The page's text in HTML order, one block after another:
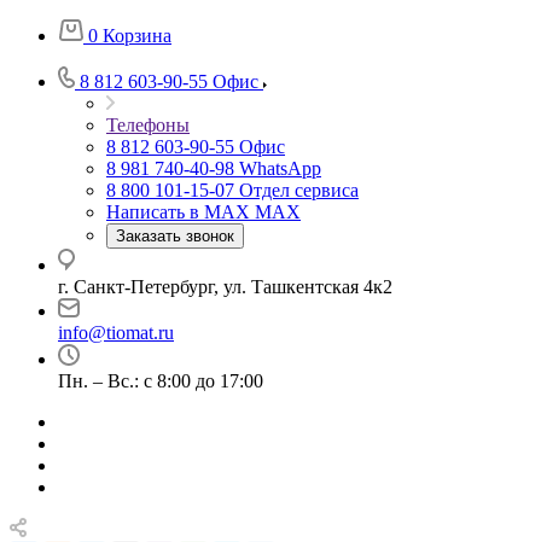
0 Корзина
8 812 603-90-55 Офис
Телефоны
8 812 603-90-55 Офис
8 981 740-40-98 WhatsApp
8 800 101-15-07 Отдел сервиса
Написать в MAX MAX
Заказать звонок
г. Санкт-Петербург, ул. Ташкентская 4к2
info@tiomat.ru
Пн. – Вс.: с 8:00 до 17:00